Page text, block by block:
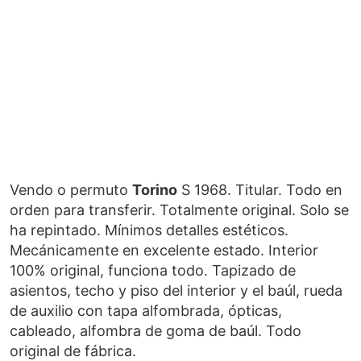
Vendo o permuto Torino S 1968. Titular. Todo en
orden para transferir. Totalmente original. Solo se
ha repintado. Mínimos detalles estéticos.
Mecánicamente en excelente estado. Interior
100% original, funciona todo. Tapizado de
asientos, techo y piso del interior y el baúl, rueda
de auxilio con tapa alfombrada, ópticas,
cableado, alfombra de goma de baúl. Todo
original de fábrica.